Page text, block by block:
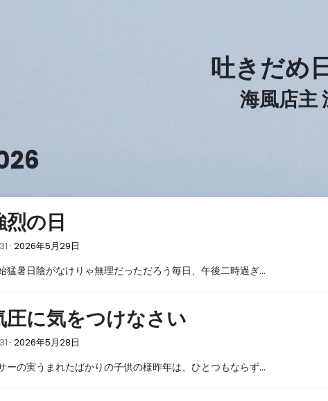
吐きだめ
海風店主
烈の日
2026年5月29日
5
猛暑日陰がなけりゃ無理だっただろう毎日、午後二時過ぎ…
圧に気をつけなさい
2026年5月28日
5
ーの実うまれたばかりの子供の様昨年は、ひとつもならず…